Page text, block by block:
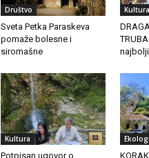
Društvo
Sveta Petka Paraskeva
pomaže bolesne i
siromašne
Kultura
Kultura
Potpisan ugovor o